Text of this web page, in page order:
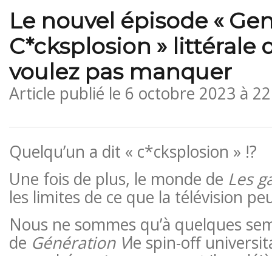
Le nouvel épisode «
C*cksplosion » littérale
voulez pas manquer
Article publié le 6 octobre 2023 à
Quelqu’un a dit « c*cksplosion » !?
Une fois de plus, le monde de Les
les limites de ce que la télévision
Nous ne sommes qu’à quelques
de Génération Vle spin-off